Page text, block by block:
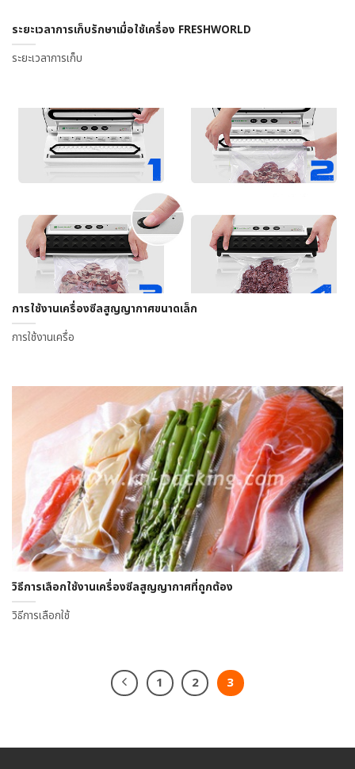
ระยะเวลาการเก็บรักษาเมื่อใช้เครื่อง FRESHWORLD
ระยะเวลาการเก็บ
การใช้งานเครื่องซีลสูญญากาศขนาดเล็ก
การใช้งานเครื่อ
วิธีการเลือกใช้งานเครื่องซีลสูญญากาศที่ถูกต้อง
วิธีการเลือกใช้
1 2 3